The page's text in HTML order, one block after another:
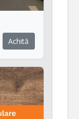
Achită